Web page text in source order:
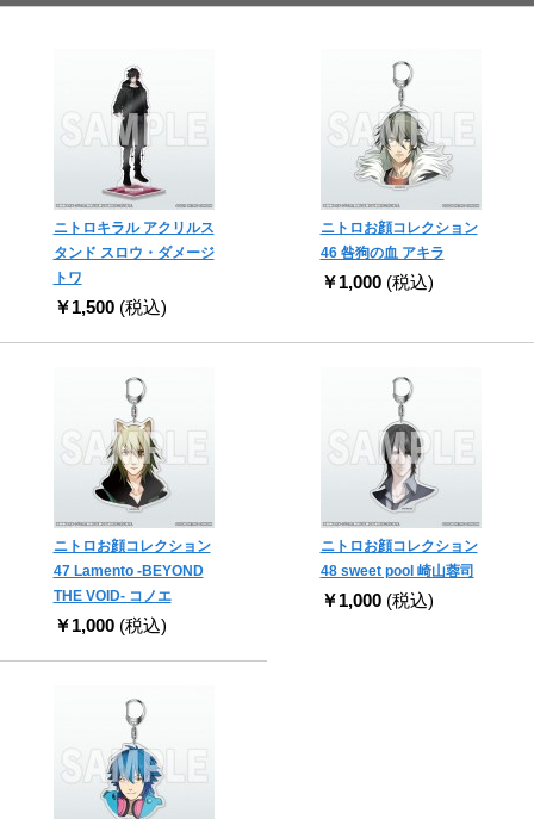
ニトロキラル アクリルス
タンド スロウ・ダメージ
トワ
￥1,500 (税込)
ニトロお顔コレクション
46 咎狗の血 アキラ
￥1,000 (税込)
ニトロお顔コレクション
47 Lamento -BEYOND
THE VOID- コノエ
￥1,000 (税込)
ニトロお顔コレクション
48 sweet pool 崎山蓉司
￥1,000 (税込)